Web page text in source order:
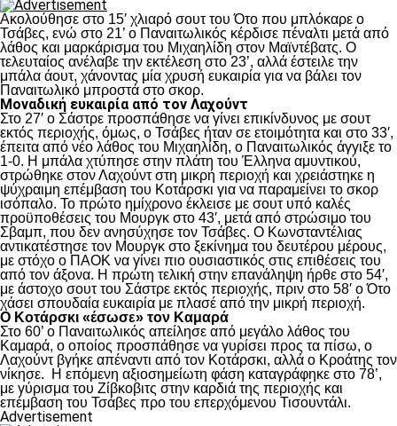
Ακολούθησε στο 15′ χλιαρό σουτ του Ότο που μπλόκαρε ο
Τσάβες, ενώ στο 21’ ο Παναιτωλικός κέρδισε πέναλτι μετά από
λάθος και μαρκάρισμα του Μιχαηλίδη στον Μαϊντέβατς. Ο
τελευταίος ανέλαβε την εκτέλεση στο 23’, αλλά έστειλε την
μπάλα άουτ, χάνοντας μία χρυσή ευκαιρία για να βάλει τον
Παναιτωλικό μπροστά στο σκορ.
Μοναδική ευκαιρία από τον Λαχούντ
Στο 27′ ο Σάστρε προσπάθησε να γίνει επικίνδυνος με σουτ
εκτός περιοχής, όμως, ο Τσάβες ήταν σε ετοιμότητα και στο 33′,
έπειτα από νέο λάθος του Μιχαηλίδη, ο Παναιτωλικός άγγιξε το
1-0. Η μπάλα χτύπησε στην πλάτη του Έλληνα αμυντικού,
στρώθηκε στον Λαχούντ στη μικρή περιοχή και χρειάστηκε η
ψύχραιμη επέμβαση του Κοτάρσκι για να παραμείνει το σκορ
ισόπαλο. Το πρώτο ημίχρονο έκλεισε με σουτ υπό καλές
προϋποθέσεις του Μουργκ στο 43′, μετά από στρώσιμο του
Σβαμπ, που δεν ανησύχησε τον Τσάβες. Ο Κωνσταντέλιας
αντικατέστησε τον Μουργκ στο ξεκίνημα του δευτέρου μέρους,
με στόχο ο ΠΑΟΚ να γίνει πιο ουσιαστικός στις επιθέσεις του
από τον άξονα. Η πρώτη τελική στην επανάληψη ήρθε στο 54′,
με άστοχο σουτ του Σάστρε εκτός περιοχής, πριν στο 58′ ο Ότο
χάσει σπουδαία ευκαιρία με πλασέ από την μικρή περιοχή.
Ο Κοτάρσκι «έσωσε» τον Καμαρά
Στο 60’ ο Παναιτωλικός απείλησε από μεγάλο λάθος του
Καμαρά, ο οποίος προσπάθησε να γυρίσει προς τα πίσω, ο
Λαχούντ βγήκε απέναντι από τον Κοτάρσκι, αλλά ο Κροάτης τον
νίκησε. Η επόμενη αξιοσημείωτη φάση καταγράφηκε στο 78’,
με γύρισμα του Ζίβκοβιτς στην καρδιά της περιοχής και
επέμβαση του Τσάβες προ του επερχόμενου Τισουντάλι.
Advertisement